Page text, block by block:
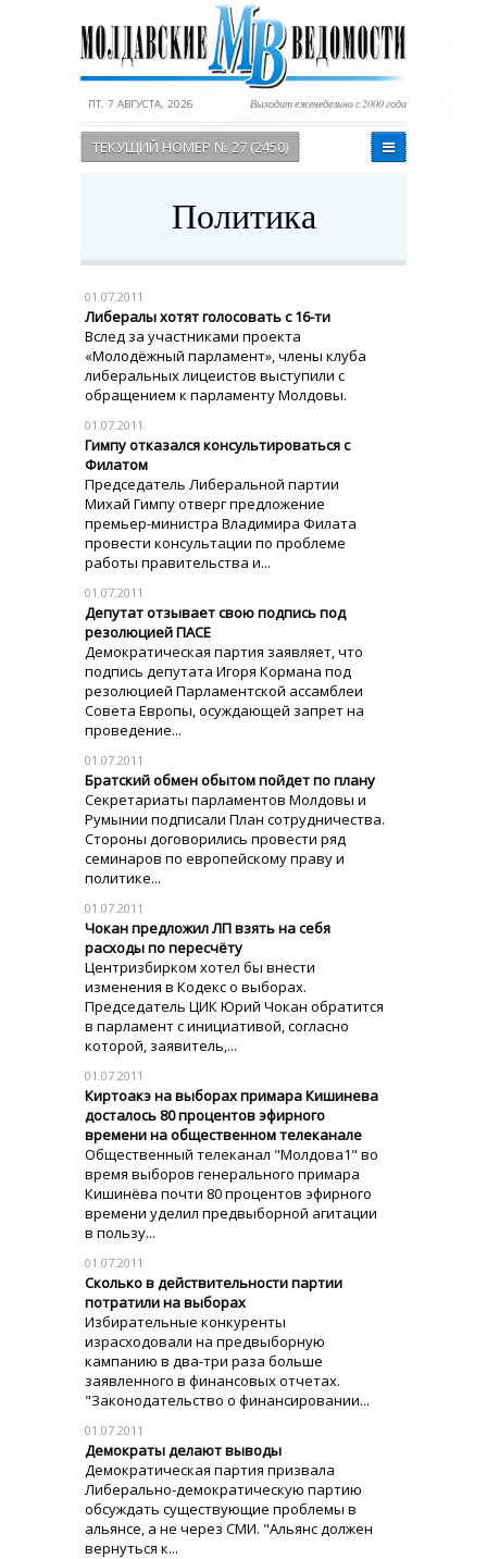
ПТ, 7 АВГУСТА, 2026 Выходит еженедельно с 2000 года
ТЕКУЩИЙ НОМЕР № 27 (2450)
Политика
01.07.2011
Либералы хотят голосовать с 16-ти
Вслед за участниками проекта
«Молодёжный парламент», члены клуба
либеральных лицеистов выступили с
обращением к парламенту Молдовы.
01.07.2011
Гимпу отказался консультироваться с
Филатом
Председатель Либеральной партии
Михай Гимпу отверг предложение
премьер-министра Владимира Филата
провести консультации по проблеме
работы правительства и...
01.07.2011
Депутат отзывает свою подпись под
резолюцией ПАСЕ
Демократическая партия заявляет, что
подпись депутата Игоря Кормана под
резолюцией Парламентской ассамблеи
Совета Европы, осуждающей запрет на
проведение...
01.07.2011
Братский обмен обытом пойдет по плану
Секретариаты парламентов Молдовы и
Румынии подписали План сотрудничества.
Стороны договорились провести ряд
семинаров по европейскому праву и
политике...
01.07.2011
Чокан предложил ЛП взять на себя
расходы по пересчёту
Центризбирком хотел бы внести
изменения в Кодекс о выборах.
Председатель ЦИК Юрий Чокан обратится
в парламент с инициативой, согласно
которой, заявитель,...
01.07.2011
Киртоакэ на выборах примара Кишинева
досталось 80 процентов эфирного
времени на общественном телеканале
Общественный телеканал "Молдова1" во
время выборов генерального примара
Кишинёва почти 80 процентов эфирного
времени уделил предвыборной агитации
в пользу...
01.07.2011
Сколько в действительности партии
потратили на выборах
Избирательные конкуренты
израсходовали на предвыборную
кампанию в два-три раза больше
заявленного в финансовых отчетах.
"Законодательство о финансировании...
01.07.2011
Демократы делают выводы
Демократическая партия призвала
Либерально-демократическую партию
обсуждать существующие проблемы в
альянсе, а не через СМИ. "Альянс должен
вернуться к...